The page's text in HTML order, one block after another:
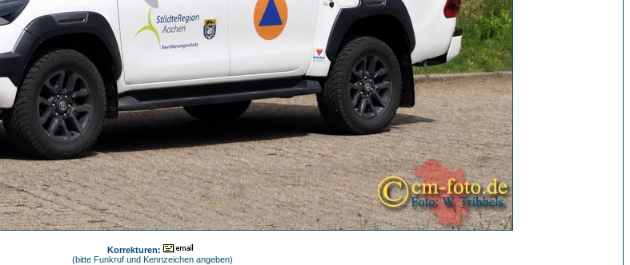
Korrekturen:
(bitte Funkruf und Kennzeichen angeben)